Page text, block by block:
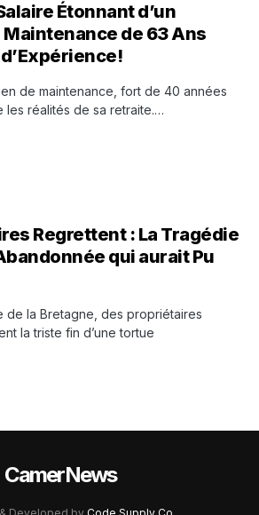
Étonnant d’un
de 63 Ans
de maintenance, fort de 40 années
les réalités de sa retraite.…
Regrettent : La Tragédie
qui aurait Pu
de la Bretagne, des propriétaires
la triste fin d’une tortue
CamerNews